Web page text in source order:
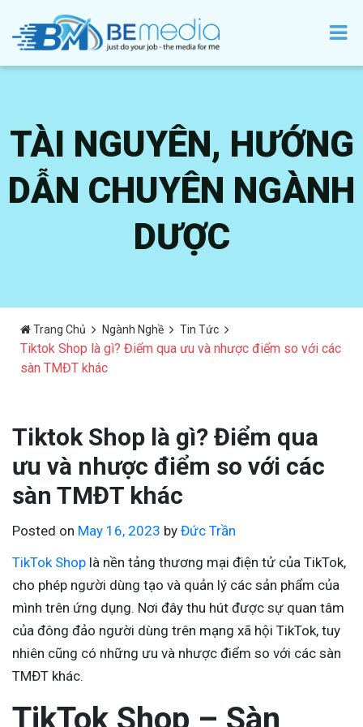
TÀI NGUYÊN, HƯỚNG
DẪN CHUYÊN NGÀNH
DƯỢC
Trang Chủ Ngành Nghề Tin Tức
Tiktok Shop là gì? Điểm qua ưu và nhược điểm so với các
sàn TMĐT khác
Tiktok Shop là gì? Điểm qua
ưu và nhược điểm so với các
sàn TMĐT khác
Posted on May 16, 2023 by Đức Trần
TikTok Shop là nền tảng thương mại điện tử của TikTok,
cho phép người dùng tạo và quản lý các sản phẩm của
mình trên ứng dụng. Nơi đây thu hút được sự quan tâm
của đông đảo người dùng trên mạng xã hội TikTok, tuy
nhiên cũng có những ưu và nhược điểm so với các sàn
TMĐT khác.
TikTok Shop – Sàn